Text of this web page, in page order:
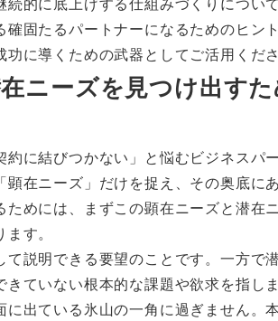
固たるパートナーになるためのヒン
に導くための武器としてご活用くださ
ニーズを見つけ出す
に結びつかない」と悩むビジネスパ
在ニーズ」だけを捉え、その奥底に
めには、まずこの顕在ニーズと潜在
す。
説明できる要望のことです。一方で
ていない根本的な課題や欲求を指し
出ている氷山の一角に過ぎません。